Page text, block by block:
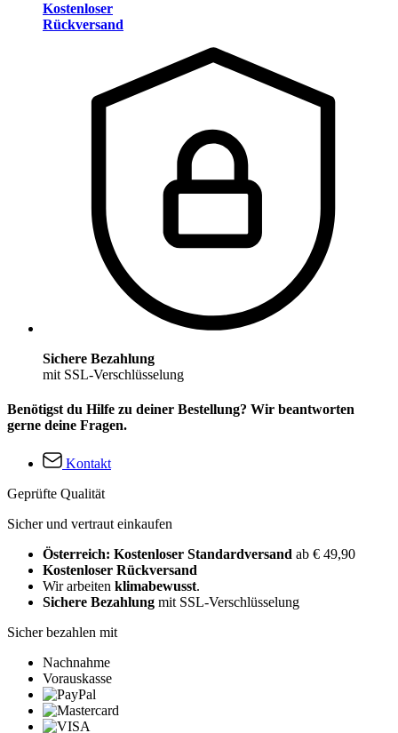
Kostenloser
Rückversand
Sichere Bezahlung
mit SSL-Verschlüsselung
Benötigst du Hilfe zu deiner Bestellung? Wir beantworten
gerne deine Fragen.
Kontakt
Geprüfte Qualität
Sicher und vertraut einkaufen
Österreich: Kostenloser Standardversand ab € 49,90
Kostenloser Rückversand
Wir arbeiten klimabewusst.
Sichere Bezahlung mit SSL-Verschlüsselung
Sicher bezahlen mit
Nachnahme
Vorauskasse